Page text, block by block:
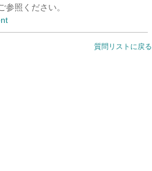
照ください。
質問リストに戻る